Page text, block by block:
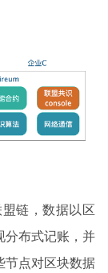
链，数据以区
分布式记账，并
节点对区块数据